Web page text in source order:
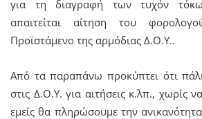
για τη διαγραφή των τυχόν
απαιτείται αίτηση του
Προϊστάμενο της αρμόδιας Δ.Ο.Υ..
Από τα παραπάνω προκύπτει ότι
στις Δ.Ο.Υ. για αιτήσεις κ.λπ., χωρίς
εμείς θα πληρώσουμε την